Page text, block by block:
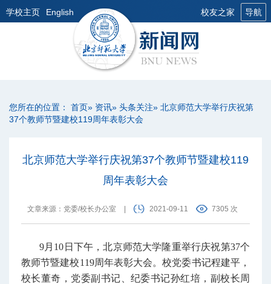
学校主页 English 校友之家 导航
您所在的位置： 首页» 资讯» 头条关注» 北京师范大学举行庆祝第
37个教师节暨建校119周年表彰大会
北京师范大学举行庆祝第37个教师节暨建校119
周年表彰大会
文章来源：党委/校长办公室 2021-09-11 7305 次
9月10日下午，北京师范大学隆重举行庆祝第37个
教师节暨建校119周年表彰大会。校党委书记程建平，
校长董奇，党委副书记、纪委书记孙红培，副校长周